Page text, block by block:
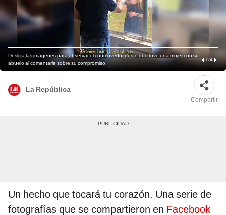
Desliza las imágenes para observar el conmovedor gesto que tuvo una mujer con su
abuelo al comentarle sobre su compromiso.
1/4
La República
Compartir
Un hecho que tocará tu corazón. Una serie de
fotografías que se compartieron en Facebook